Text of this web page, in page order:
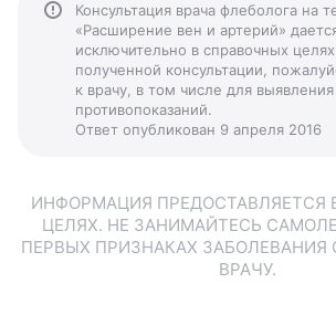
Консультация врача флеболога на
«Расширение вен и артерий»
исключительно в справочных
полученной консультации,
к врачу, в том числе для
противопоказаний.
Ответ опубликован 9 апреля 2016
ИНФОРМАЦИЯ ПРЕДОСТАВЛЯЕТСЯ
ЦЕЛЯХ. НЕ ЗАНИМАЙТЕСЬ
ПЕРВЫХ ПРИЗНАКАХ ЗАБОЛЕВАНИЯ
ВРАЧУ.